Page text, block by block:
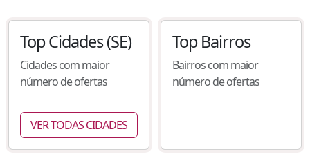
Top Cidades(SE)
Cidades com maior
número de ofertas
VER TODAS CIDADES
Top Bairros
Bairros com maior
número de ofertas